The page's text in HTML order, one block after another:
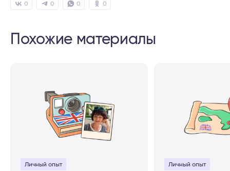
0 0
0 0
Похожие материалы
Личный опыт Личный опыт